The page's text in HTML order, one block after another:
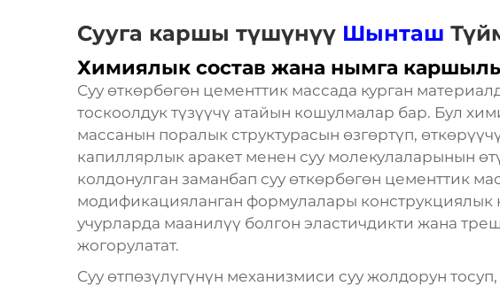
Сууга каршы түшүнүү Шынташ
Химиялык состав жана нымга
Суу өткөрбөгөн цементтик массада курган
тоскоолдук түзүүчү атайын кошулмалар бар. Бул
массанын поралык структурасын өзгөртүп,
капиллярлык аракет менен суу молекулаларынын
колдонулган заманбап суу өткөрбөгөн цементтик
модификацияланган формулалары
учурларда маанилүү болгон эластичдикти жана
жогорулатат.
Суу өтпөзүлүгүнүн механизмиси суу жолдорун